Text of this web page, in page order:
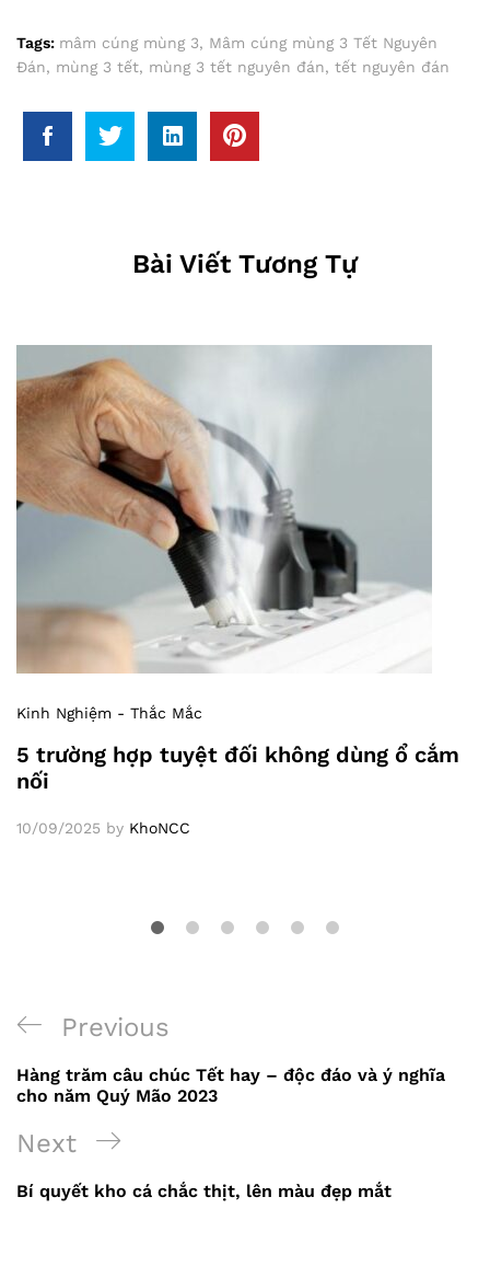
Tags: mâm cúng mùng 3, Mâm cúng mùng 3 Tết Nguyên
Đán, mùng 3 tết, mùng 3 tết nguyên đán, tết nguyên đán
Bài Viết Tương Tự
Kinh Nghiệm - Thắc Mắc
5 trường hợp tuyệt đối không dùng ổ cắm
nối
10/09/2025 by KhoNCC
hướng
bài
Previous
Post
Previous
Hàng trăm câu chúc Tết hay – độc đáo và ý nghĩa
cho năm Quý Mão 2023
Next
Post
Next
Bí quyết kho cá chắc thịt, lên màu đẹp mắt